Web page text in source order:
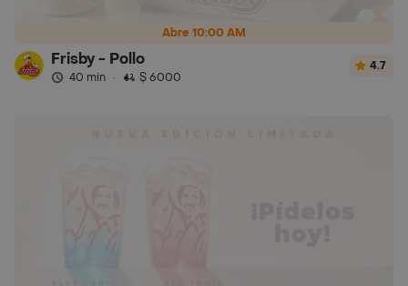
Abre 10:00 AM
Frisby - Pollo
40 min · $ 6000
4.7